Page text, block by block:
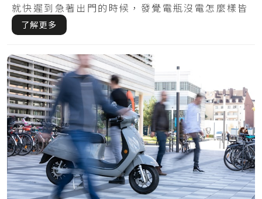
就快遲到急著出門的時候，發覺電瓶沒電怎麼樣皆
無法.....
了解更多